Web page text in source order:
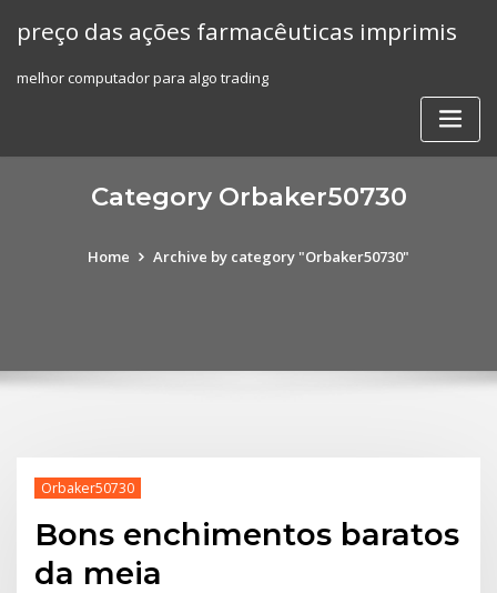
preço das ações farmacêuticas imprimis
melhor computador para algo trading
Category Orbaker50730
Home Archive by category "Orbaker50730"
Orbaker50730
Bons enchimentos baratos
da meia